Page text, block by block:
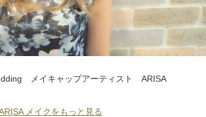
メイキャップアーティスト ARISA
メイクをもっと見る